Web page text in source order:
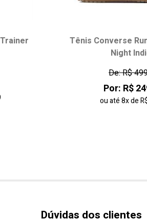
Tênis Converse
Night
De: R$
Por: R$
ou até8xde
Dúvidas dos clientes